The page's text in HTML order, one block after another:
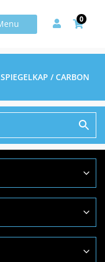
0
SPIEGELKAP / CARBON